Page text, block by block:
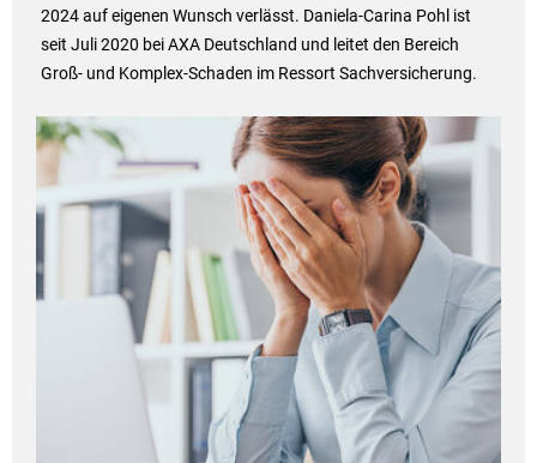
2024 auf eigenen Wunsch verlässt. Daniela-Carina Pohl ist
seit Juli 2020 bei AXA Deutschland und leitet den Bereich
Groß- und Komplex-Schaden im Ressort Sachversicherung.